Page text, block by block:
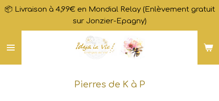
Passer
contenu
principal
📦 Livraison à 4,99€ en Mondial Relay (Enlèvement gratuit
sur Jonzier-Epagny)
Pierres de K à P